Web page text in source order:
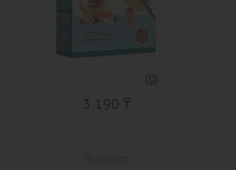
(0)
3 190 ₸